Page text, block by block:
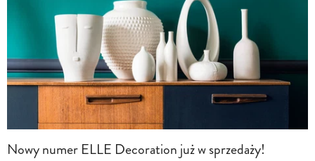
Nowy numer ELLE Decoration już w sprzedaży!